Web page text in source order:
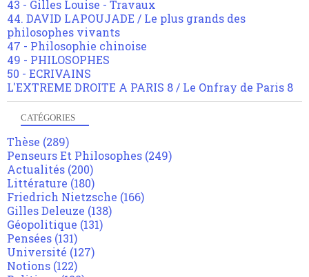
43 - Gilles Louise - Travaux
44. DAVID LAPOUJADE / Le plus grands des
philosophes vivants
47 - Philosophie chinoise
49 - PHILOSOPHES
50 - ECRIVAINS
L'EXTREME DROITE A PARIS 8 / Le Onfray de Paris 8
CATÉGORIES
Thèse (289)
Penseurs Et Philosophes (249)
Actualités (200)
Littérature (180)
Friedrich Nietzsche (166)
Gilles Deleuze (138)
Géopolitique (131)
Pensées (131)
Université (127)
Notions (122)